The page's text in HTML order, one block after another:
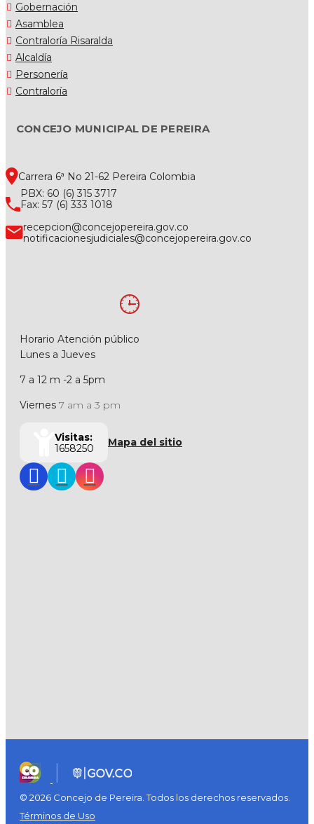
Gobernación
Asamblea
Contraloría Risaralda
Alcaldía
Personería
Contraloría
CONCEJO MUNICIPAL DE PEREIRA
Carrera 6ª No 21-62 Pereira Colombia
PBX: 60 (6) 315 3717
Fax: 57 (6) 333 1018
recepcion@concejopereira.gov.co
notificacionesjudiciales@concejopereira.gov.co
Horario Atención público
Lunes a Jueves
7 a 12 m -2 a 5pm
Viernes 7 am a 3 pm
Visitas:
1658250
Mapa del sitio
© 2026 Concejo de Pereira. Todos los derechos reservados.
Términos de Uso